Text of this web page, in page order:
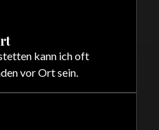
kann ich oft
vor Ort sein.